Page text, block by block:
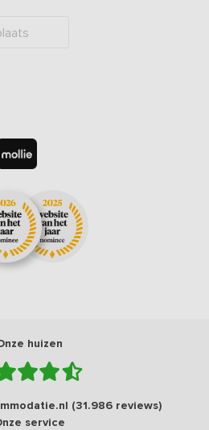
huizen
(31.986 reviews)
service